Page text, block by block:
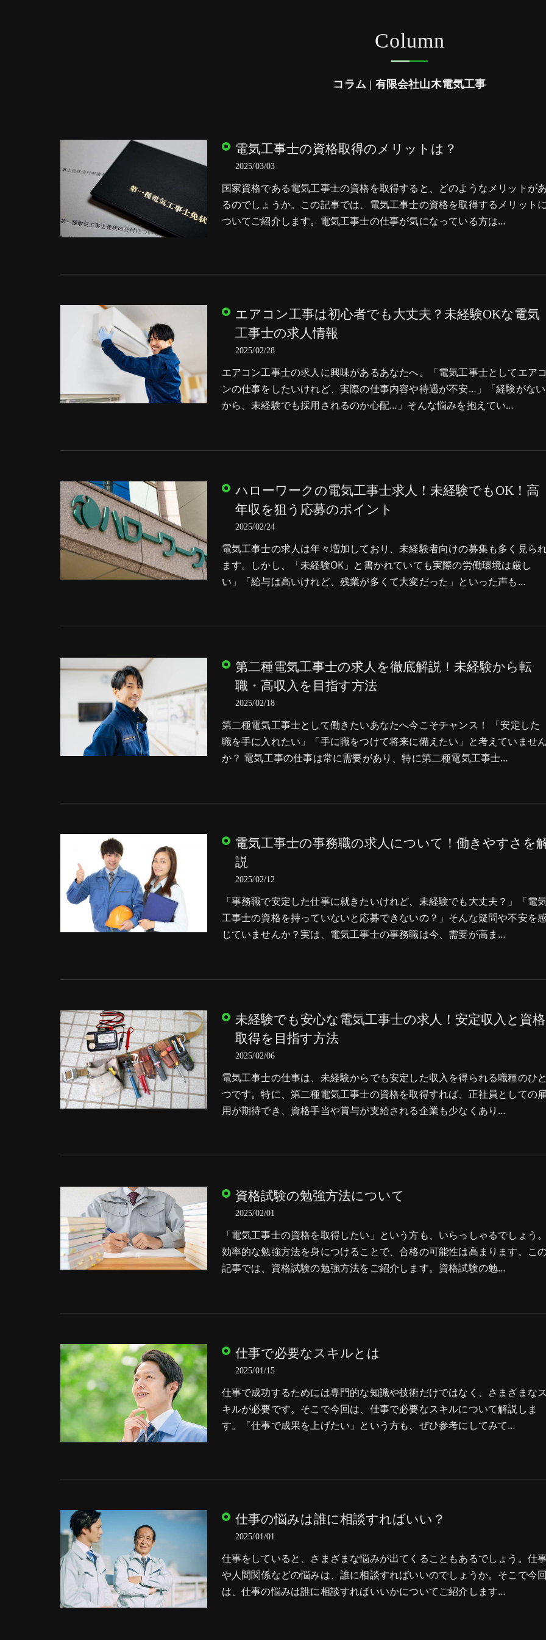
Column
コラム | 有限会社山木電気工事
電気工事士の資格取得のメリットは？
2025/03/03
国家資格である電気工事士の資格を取得すると、どのようなメリットがあ
るのでしょうか。この記事では、電気工事士の資格を取得するメリットに
ついてご紹介します。電気工事士の仕事が気になっている方は…
エアコン工事は初心者でも大丈夫？未経験OKな電気
工事士の求人情報
2025/02/28
エアコン工事士の求人に興味があるあなたへ。「電気工事士としてエアコ
ンの仕事をしたいけれど、実際の仕事内容や待遇が不安…」「経験がない
から、未経験でも採用されるのか心配…」そんな悩みを抱えてい…
ハローワークの電気工事士求人！未経験でもOK！高
年収を狙う応募のポイント
2025/02/24
電気工事士の求人は年々増加しており、未経験者向けの募集も多く見ら
ます。しかし、「未経験OK」と書かれていても実際の労働環境は厳し
い」「給与は高いけれど、残業が多くて大変だった」といった声も…
第二種電気工事士の求人を徹底解説！未経験から転
職・高収入を目指す方法
2025/02/18
第二種電気工事士として働きたいあなたへ今こそチャンス！ 「安定した
職を手に入れたい」「手に職をつけて将来に備えたい」と考えていません
か？ 電気工事の仕事は常に需要があり、特に第二種電気工事士…
電気工事士の事務職の求人について！働きやすさを
説
2025/02/12
「事務職で安定した仕事に就きたいけれど、未経験でも大丈夫？」「電
工事士の資格を持っていないと応募できないの？」そんな疑問や不安を
じていませんか？実は、電気工事士の事務職は今、需要が高ま…
未経験でも安心な電気工事士の求人！安定収入と資格
取得を目指す方法
2025/02/06
電気工事士の仕事は、未経験からでも安定した収入を得られる職種のひと
つです。特に、第二種電気工事士の資格を取得すれば、正社員としての雇
用が期待でき、資格手当や賞与が支給される企業も少なくあり…
資格試験の勉強方法について
2025/02/01
「電気工事士の資格を取得したい」という方も、いらっしゃるでしょう。
効率的な勉強方法を身につけることで、合格の可能性は高まります。こ
記事では、資格試験の勉強方法をご紹介します。資格試験の勉…
仕事で必要なスキルとは
2025/01/15
仕事で成功するためには専門的な知識や技術だけではなく、さまざまなス
キルが必要です。そこで今回は、仕事で必要なスキルについて解説しま
す。「仕事で成果を上げたい」という方も、ぜひ参考にしてみて…
仕事の悩みは誰に相談すればいい？
2025/01/01
仕事をしていると、さまざまな悩みが出てくることもあるでしょう。仕
や人間関係などの悩みは、誰に相談すればいいのでしょうか。そこで今回
は、仕事の悩みは誰に相談すればいいかについてご紹介します…